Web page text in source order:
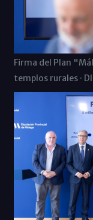
Firma del Plan
templos rurales ·